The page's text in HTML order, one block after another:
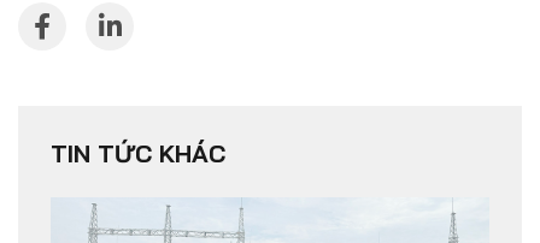
TIN TỨC KHÁC